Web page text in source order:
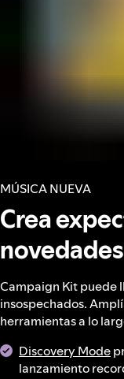
MÚSICA NUEVA
Crea
novedades
Campaign Kit puede
insospechados.
herramientas a lo
Discovery Mode
lanzamiento